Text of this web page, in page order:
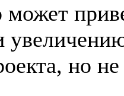
может
но не